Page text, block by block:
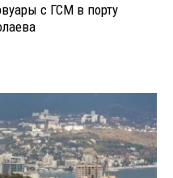
с ГСМ в порту